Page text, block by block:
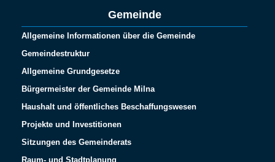
Gemeinde
Allgemeine Informationen über die Gemeinde
Gemeindestruktur
Allgemeine Grundgesetze
Bürgermeister der Gemeinde Milna
Haushalt und öffentliches Beschaffungswesen
Projekte und Investitionen
Sitzungen des Gemeinderats
Raum- und Stadtplanung